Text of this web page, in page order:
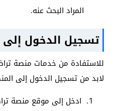
المراد البحث عنه.
تسجيل الدخول
للاستفادة من خدمات منصة
لابد من تسجيل الدخول إلى
ادخل إلى موقع منصة